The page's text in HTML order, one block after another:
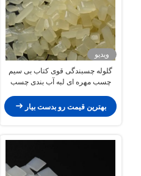
ویدیو
گلوله چسبندگی قوی کتاب بی سیم
چسب مهره ای لبه آب بندی چسب
بهترین قیمت رو بدست بیار